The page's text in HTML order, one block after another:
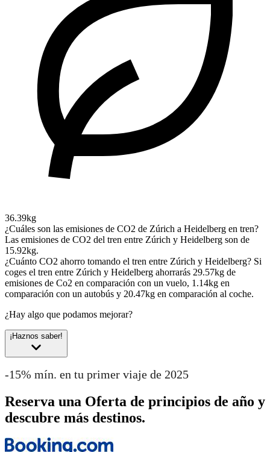
36.39kg
¿Cuáles son las emisiones de CO2 de Zúrich a Heidelberg en tren?
Las emisiones de CO2 del tren entre Zúrich y Heidelberg son de
15.92kg.
¿Cuánto CO2 ahorro tomando el tren entre Zúrich y Heidelberg? Si
coges el tren entre Zúrich y Heidelberg ahorrarás 29.57kg de
emisiones de Co2 en comparación con un vuelo, 1.14kg en
comparación con un autobús y 20.47kg en comparación al coche.
¿Hay algo que podamos mejorar?
¡Haznos saber!
-15% mín. en tu primer viaje de 2025
Reserva una Oferta de principios de año y
descubre más destinos.